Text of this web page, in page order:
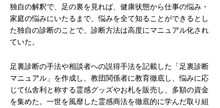
独自の解釈で、足の裏を見れば、健康状態から仕事の悩み・
家庭の悩みにいたるまで、悩みを全て知ることができるとし
た独自の診断のことで、診断方法は高度にマニュアル化され
ていた。
足裏診断の手法や相談者への説得手法を記載した「足裏診断
マニュアル」を作成し、教団関係者に教育徹底し、悩みに応
じて仏舎利と称する霊感グッズやお札を販売し、多額の資金
を集めた。一世を風靡した霊感商法を徹底的に学んだ取り組